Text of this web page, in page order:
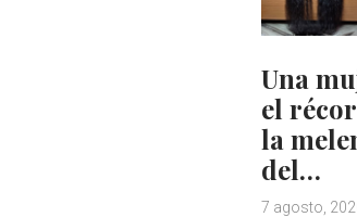
Una
el
la
del…
7 agosto,